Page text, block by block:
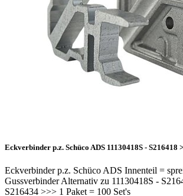
Eckverbinder p.z. Schüco ADS 11130418S - S216418
Eckverbinder p.z. Schüco ADS Innenteil =
Gussverbinder Alternativ zu 11130418S -
S216434 >>> 1 Paket = 100 Set's